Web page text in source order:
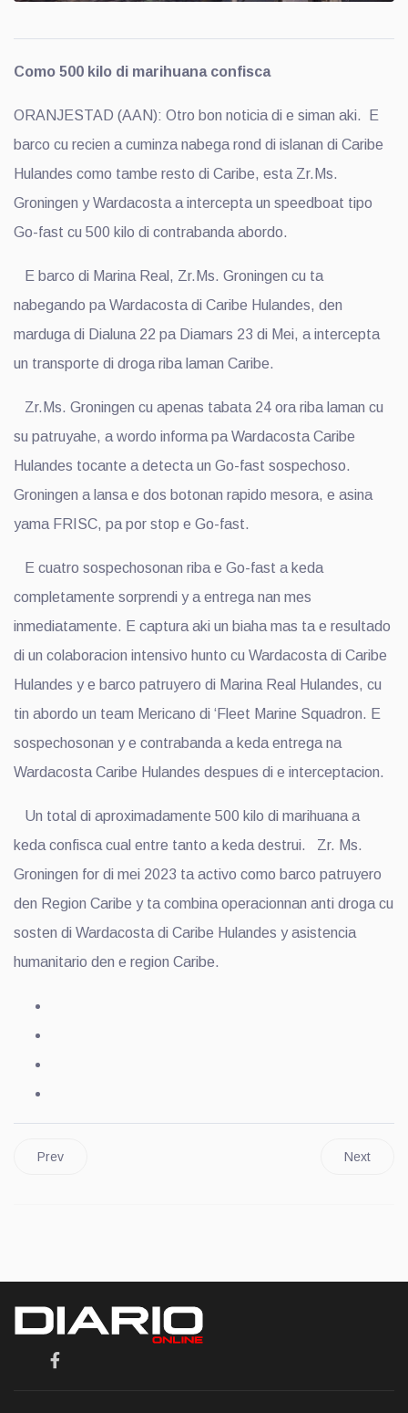
Como 500 kilo di marihuana confisca
ORANJESTAD (AAN): Otro bon noticia di e siman aki. E
barco cu recien a cuminza nabega rond di islanan di Caribe
Hulandes como tambe resto di Caribe, esta Zr.Ms.
Groningen y Wardacosta a intercepta un speedboat tipo
Go-fast cu 500 kilo di contrabanda abordo.
E barco di Marina Real, Zr.Ms. Groningen cu ta
nabegando pa Wardacosta di Caribe Hulandes, den
marduga di Dialuna 22 pa Diamars 23 di Mei, a intercepta
un transporte di droga riba laman Caribe.
Zr.Ms. Groningen cu apenas tabata 24 ora riba laman cu
su patruyahe, a wordo informa pa Wardacosta Caribe
Hulandes tocante a detecta un Go-fast sospechoso.
Groningen a lansa e dos botonan rapido mesora, e asina
yama FRISC, pa por stop e Go-fast.
E cuatro sospechosonan riba e Go-fast a keda
completamente sorprendi y a entrega nan mes
inmediatamente. E captura aki un biaha mas ta e resultado
di un colaboracion intensivo hunto cu Wardacosta di Caribe
Hulandes y e barco patruyero di Marina Real Hulandes, cu
tin abordo un team Mericano di ‘Fleet Marine Squadron. E
sospechosonan y e contrabanda a keda entrega na
Wardacosta Caribe Hulandes despues di e interceptacion.
Un total di aproximadamente 500 kilo di marihuana a
keda confisca cual entre tanto a keda destrui. Zr. Ms.
Groningen for di mei 2023 ta activo como barco patruyero
den Region Caribe y ta combina operacionnan anti droga cu
sosten di Wardacosta di Caribe Hulandes y asistencia
humanitario den e region Caribe.
Prev Next